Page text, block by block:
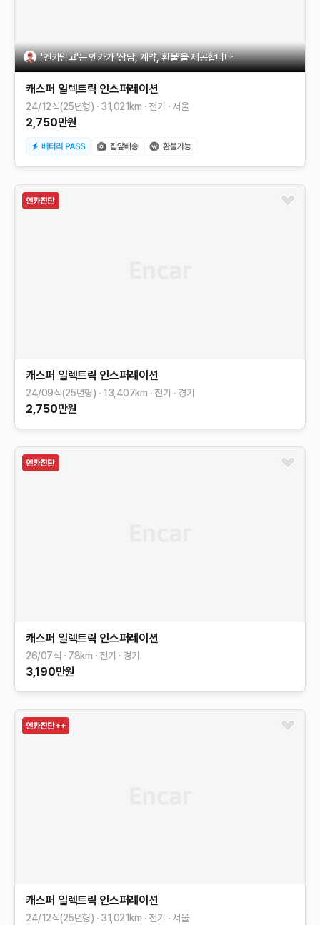
'엔카믿고'는 엔카가 '상담, 계약, 환불'을 제공합니다
캐스퍼 일렉트릭 인스퍼레이션
24/12식(25년형) 31,021 km 전기 서울
2,750만원
캐스퍼 일렉트릭 인스퍼레이션
24/09식(25년형) 13,407km 전기 경기
2,750만원
캐스퍼 일렉트릭 인스퍼레이션
26/07식 78km 전기 경기
3,190만원
캐스퍼 일렉트릭 인스퍼레이션
24/12식(25년형) 31,021 km 전기 서울